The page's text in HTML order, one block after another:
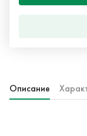
Описание